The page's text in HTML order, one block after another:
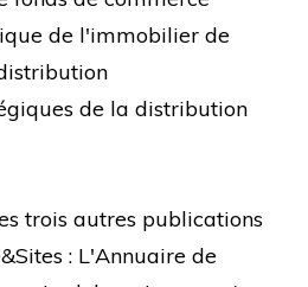
de l'immobilier de
de la distribution
trois autres publications
: L'Annuaire de